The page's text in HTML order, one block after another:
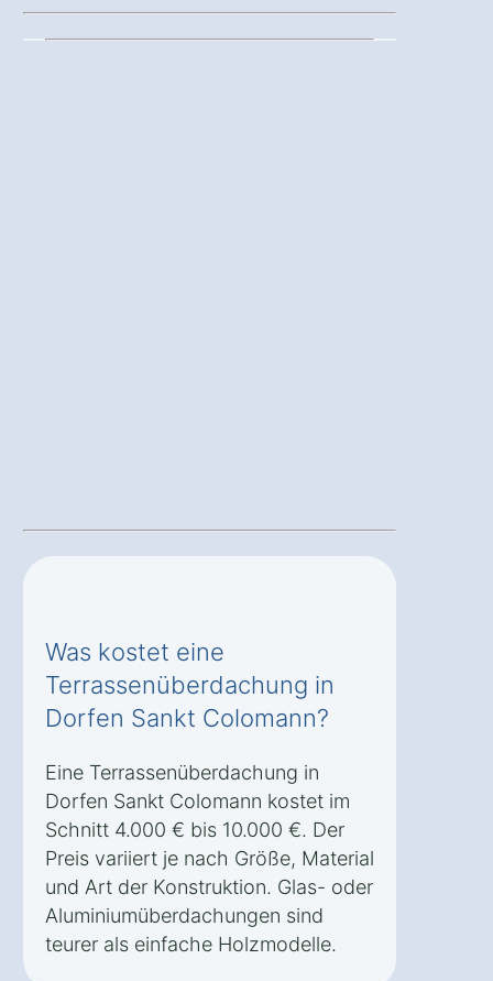
Was kostet eine
Terrassenüberdachung in
Dorfen Sankt Colomann?
Eine Terrassenüberdachung in
Dorfen Sankt Colomann kostet im
Schnitt 4.000 € bis 10.000 €. Der
Preis variiert je nach Größe, Material
und Art der Konstruktion. Glas- oder
Aluminiumüberdachungen sind
teurer als einfache Holzmodelle.